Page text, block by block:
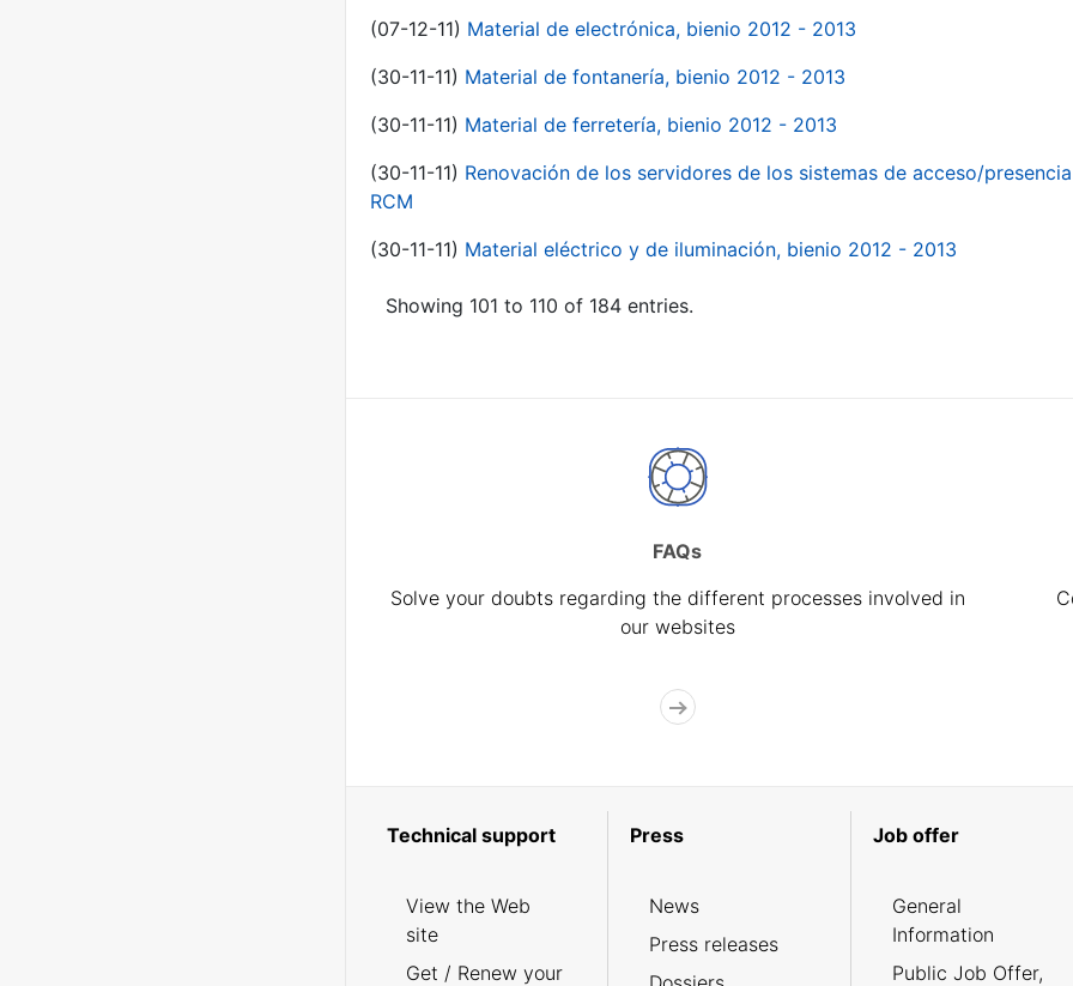
(07-12-11) Material de electrónica, bienio 2012 - 2013
(30-11-11) Material de fontanería, bienio 2012 - 2013
(30-11-11) Material de ferretería, bienio 2012 - 2013
(30-11-11) Renovación de los servidores de los sistemas de acceso/
RCM
(30-11-11) Material eléctrico y de iluminación, bienio 2012 - 2013
Showing 101 to 110 of 184 entries.
FAQs
Solve your doubts regarding the different processes involved in
our websites
Technical support
View the Web
site
Get / Renew your
Press
News
Press releases
Job offer
General
Information
Public Job Offer,